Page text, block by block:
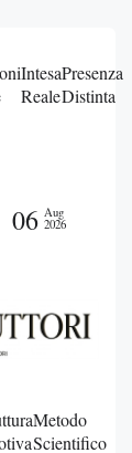
Intesa
Reale
Presenza
Distinta
06 Aug
2026
Metodo
Scientifico